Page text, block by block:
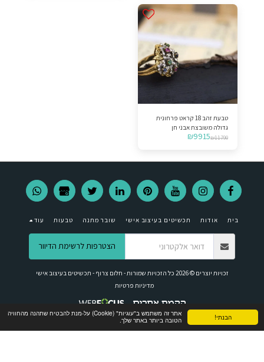
הבנתי!
אתר זה משתמש ב"עוגיות" (Cookie) על-מנת להבטיח שתהנה מהחוויה
הטובה ביותר באתר שלך.
טבעת זהב 18 קראט פרחונית
גדולה משובצת אבני חן
₪11790
₪9915
בית אודות תכשיטים בעיצוב אישי שובר מתנה טבעות עוד
הצטרפות לרשימת הדיוור
זכויות יוצרים © 2026 כל הזכויות שמורות -
חלום צרוף - תכשיטים בעיצוב אישי
מדיניות פרטיות